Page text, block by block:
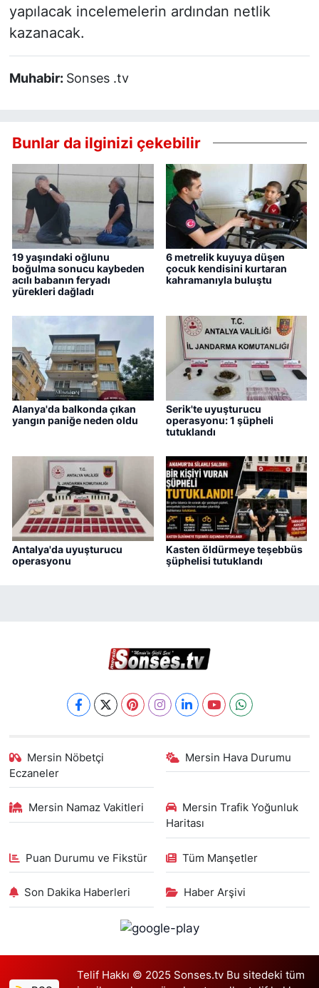
yapılacak incelemelerin ardından netlik
kazanacak.
Muhabir: Sonses .tv
Bunlar da ilginizi çekebilir
19 yaşındaki oğlunu
boğulma sonucu kaybeden
acılı babanın feryadı
yürekleri dağladı
6 metrelik kuyuya düşen
çocuk kendisini kurtaran
kahramanıyla buluştu
Alanya'da balkonda çıkan
yangın paniğe neden oldu
Serik'te uyuşturucu
operasyonu: 1 şüpheli
tutuklandı
Antalya'da uyuşturucu
operasyonu
Kasten öldürmeye teşebbüs
şüphelisi tutuklandı
Mersin Nöbetçi
Eczaneler
Mersin Hava Durumu
Mersin Namaz Vakitleri
Mersin Trafik Yoğunluk
Haritası
Puan Durumu ve Fikstür Tüm Manşetler
Son Dakika Haberleri Haber Arşivi
Telif Hakkı © 2025 Sonses.tv Bu sitedeki tüm